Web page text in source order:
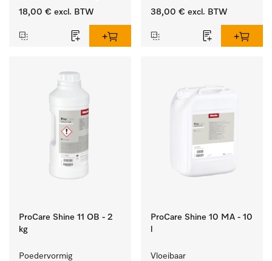
bestek en glazen.
18,00 € excl. BTW
38,00 € excl. BTW
ProCare Shine 11 OB - 2
kg
Poedervormig
ProCare Shine 10 MA - 10
Vloeibaar